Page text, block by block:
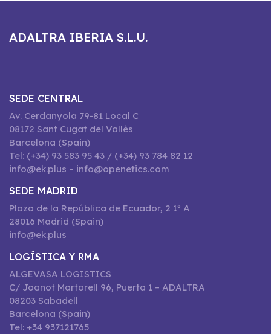
ADALTRA IBERIA S.L.U.
SEDE CENTRAL
Av. Cerdanyola 79-81 Local C
08172 Sant Cugat del Vallès
Barcelona (Spain)
Tel: (+34) 93 583 95 43 / (+34) 93 784 82 12
info@ek.plus – info@openetics.com
SEDE MADRID
Plaza de la República de Ecuador, 2 1º A
28016 Madrid (Spain)
info@ek.plus
LOGÍSTICA Y RMA
ALGEVASA LOGISTICS
C/ Joanot Martorell 96, Puerta 1 – ADALTRA
08203 Sabadell
Barcelona (Spain)
Tel: +34 937121765